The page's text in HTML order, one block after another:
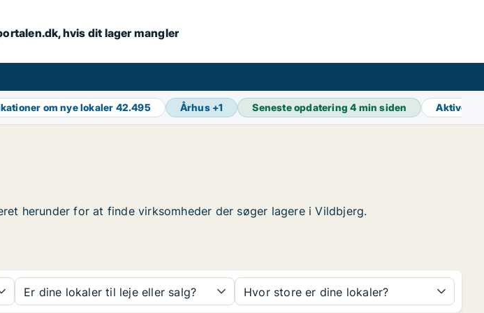
hvis dit lager mangler
om nye lokaler 42.495 Århus+1 Seneste opdatering4 min siden Aktive
herunder for at finde virksomheder der søger lagere i Vildbjerg.
Er dine lokaler til leje eller salg? Hvor store er dine lokaler?